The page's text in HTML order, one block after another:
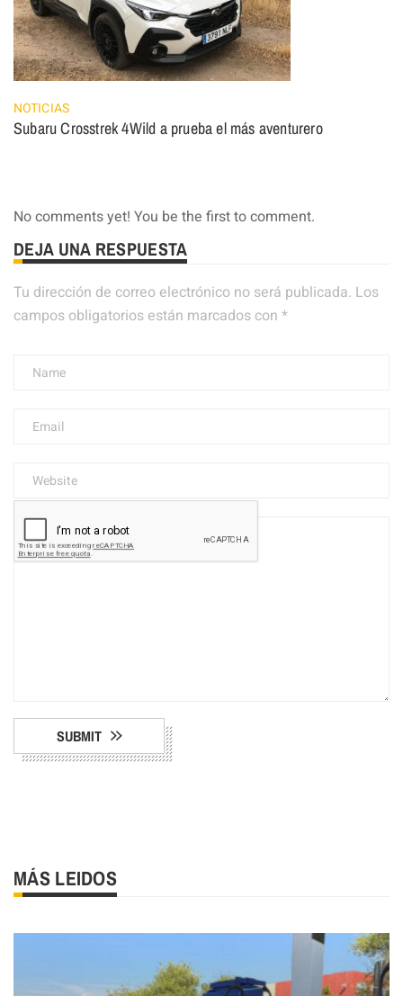
NOTICIAS
Subaru Crosstrek 4Wild a prueba el más aventurero
No comments yet! You be the first to comment.
DEJA UNA RESPUESTA
Tu dirección de correo electrónico no será publicada. Los
campos obligatorios están marcados con *
SUBMIT
MÁS LEIDOS